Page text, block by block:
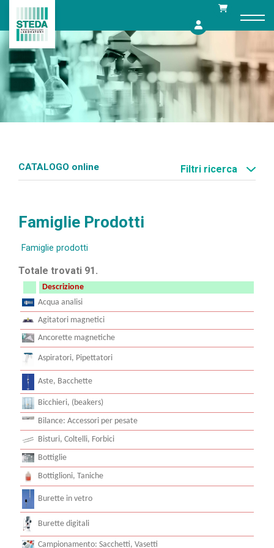
content
CATALOGO online Filtri ricerca
Famiglie Prodotti
Famiglie prodotti
Totale trovati 91.
Descrizione
Acqua analisi
Agitatori magnetici
Ancorette magnetiche
Aspiratori, Pipettatori
Aste, Bacchette
Bicchieri, (beakers)
Bilance: Accessori per pesate
Bisturi, Coltelli, Forbici
Bottiglie
Bottiglioni, Taniche
Burette in vetro
Burette digitali
Campionamento: Sacchetti, Vasetti